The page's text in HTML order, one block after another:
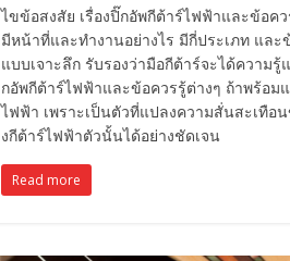
ไขข้อสงสัย เรื่องปิ๊กอัพกีต้าร์ไฟฟ้าและข้อค
มีหน้าที่และทำงานอย่างไร มีกี่ประเภท แล
แบบเจาะลึก รับรองว่ามือกีต้าร์จะได้ความ
กอัพกีต้าร์ไฟฟ้าและข้อควรรู้ต่างๆ ถ้าพร้อม
ไฟฟ้า เพราะเป็นตัวที่แปลงความสั่นสะเทื
งกีต้าร์ไฟฟ้าตัวนั้นได้อย่างชัดเจน
Read more